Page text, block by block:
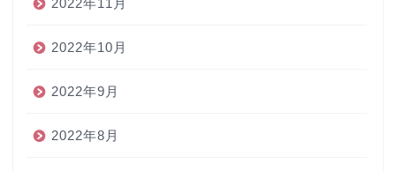
2022年11月
2022年10月
2022年9月
2022年8月